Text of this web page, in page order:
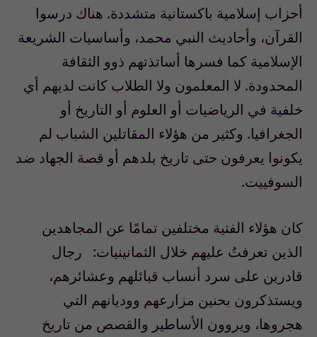
أحزاب إسلامية باكستانية متشددة. هناك درسوا
القرآن، وأحاديث النبي محمد، وأساسيات الشريعة
الإسلامية كما فسرها أساتذتهم ذوو الثقافة
المحدودة. لا المعلمون ولا الطلاب كانت لديهم أي
خلفية في الرياضيات أو العلوم أو التاريخ أو
الجغرافيا. وكثير من هؤلاء المقاتلين الشباب لم
يكونوا يعرفون حتى تاريخ بلدهم أو قصة الجهاد ضد
السوفييت.
كان هؤلاء الفتية مختلفين تمامًا عن المجاهدين
الذين تعرفتُ عليهم خلال الثمانينيات:
رجال
قادرين على سرد أنساب قبائلهم وعشائرهم،
ويستذكرون بحنين مزارعهم ووديانهم التي
هجروها، ويروون الأساطير والقصص من تاريخ